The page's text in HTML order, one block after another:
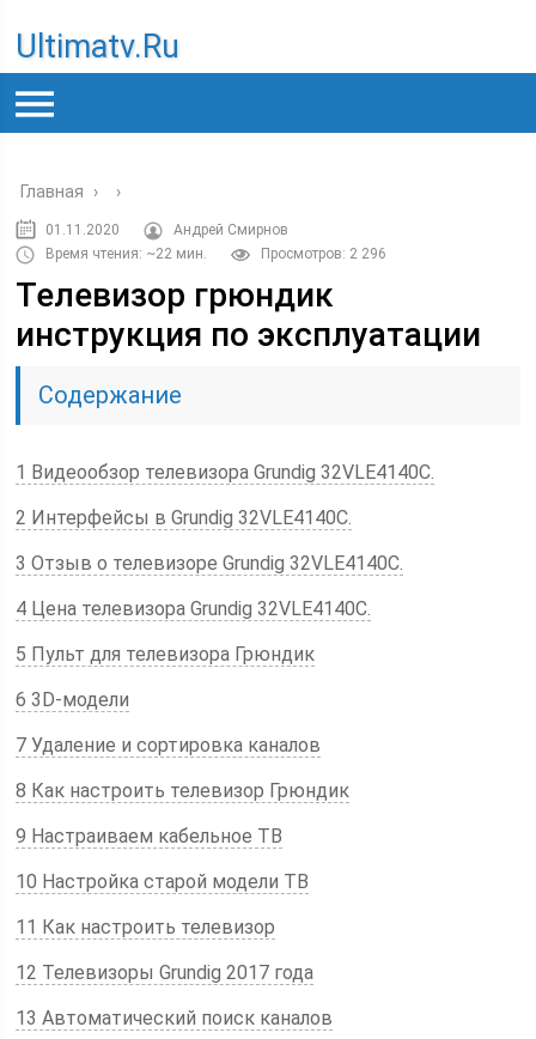
Ultimatv.ru
Главная › ›
01.11.2020
Андрей Смирнов
Время чтения: ~22 мин.
Просмотров: 2 296
Телевизор грюндик
инструкция по эксплуатации
Содержание
1 Видеообзор телевизора Grundig 32VLE4140C.
2 Интерфейсы в Grundig 32VLE4140C.
3 Отзыв о телевизоре Grundig 32VLE4140C.
4 Цена телевизора Grundig 32VLE4140C.
5 Пульт для телевизора Грюндик
6 3D-модели
7 Удаление и сортировка каналов
8 Как настроить телевизор Грюндик
9 Настраиваем кабельное ТВ
10 Настройка старой модели ТВ
11 Как настроить телевизор
12 Телевизоры Grundig 2017 года
13 Автоматический поиск каналов